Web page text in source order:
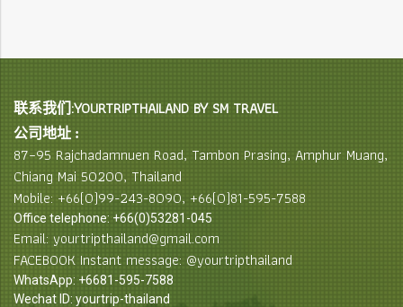
联系我们:YOURTRIPTHAILAND BY SM TRAVEL
公司地址 :
87–95 Rajchadamnuen Road, Tambon Prasing, Amphur Muang,
Chiang Mai 50200, Thailand
Mobile: +66(0)99-243-8090, +66(0)81-595-7588
Office telephone: +66(0)53281-045
Email: yourtripthailand@gmail.com
FACEBOOK Instant message: @yourtripthailand
WhatsApp: +6681-595-7588
Wechat ID: yourtrip-thailand